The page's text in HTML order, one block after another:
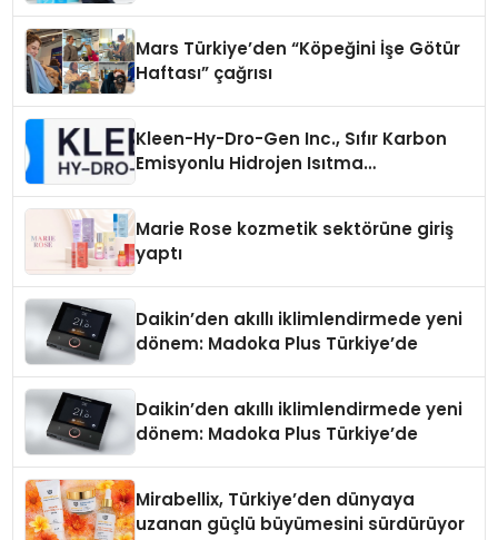
Mars Türkiye’den “Köpeğini İşe Götür
Haftası” çağrısı
Kleen-Hy-Dro-Gen Inc., Sıfır Karbon
Emisyonlu Hidrojen Isıtma
Marie Rose kozmetik sektörüne giriş
yaptı
Daikin’den akıllı iklimlendirmede yeni
dönem: Madoka Plus Türkiye’de
Daikin’den akıllı iklimlendirmede yeni
dönem: Madoka Plus Türkiye’de
Mirabellix, Türkiye’den dünyaya
uzanan güçlü büyümesini sürdürüyor